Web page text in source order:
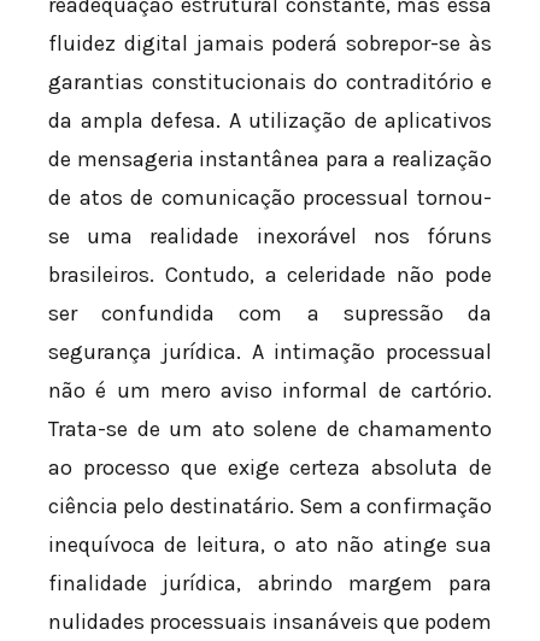
fluidez digital jamais poderá sobrepor-se às
garantias constitucionais do contraditório e
da ampla defesa. A utilização de aplicativos
de mensageria instantânea para a realização
de atos de comunicação processual tornou-
se uma realidade inexorável nos fóruns
brasileiros. Contudo, a celeridade não pode
ser confundida com a supressão da
segurança jurídica. A intimação processual
não é um mero aviso informal de cartório.
Trata-se de um ato solene de chamamento
ao processo que exige certeza absoluta de
ciência pelo destinatário. Sem a confirmação
inequívoca de leitura, o ato não atinge sua
finalidade jurídica, abrindo margem para
nulidades processuais insanáveis que podem